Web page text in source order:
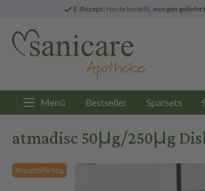
E-Rezept: Heute bestellt, morgen geliefert
Menü Bestseller Sparsets
atmadisc 50μg/250μg
Rezeptpflichtig